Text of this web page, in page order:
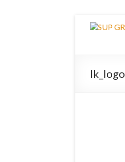
lk_logo